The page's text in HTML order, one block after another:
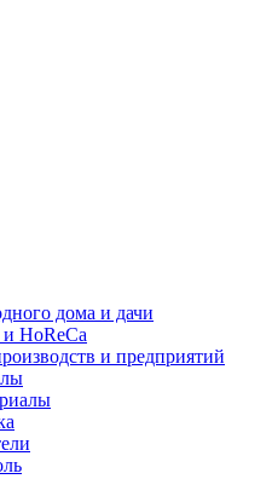
дома и дачи
HoReCa
и предприятий